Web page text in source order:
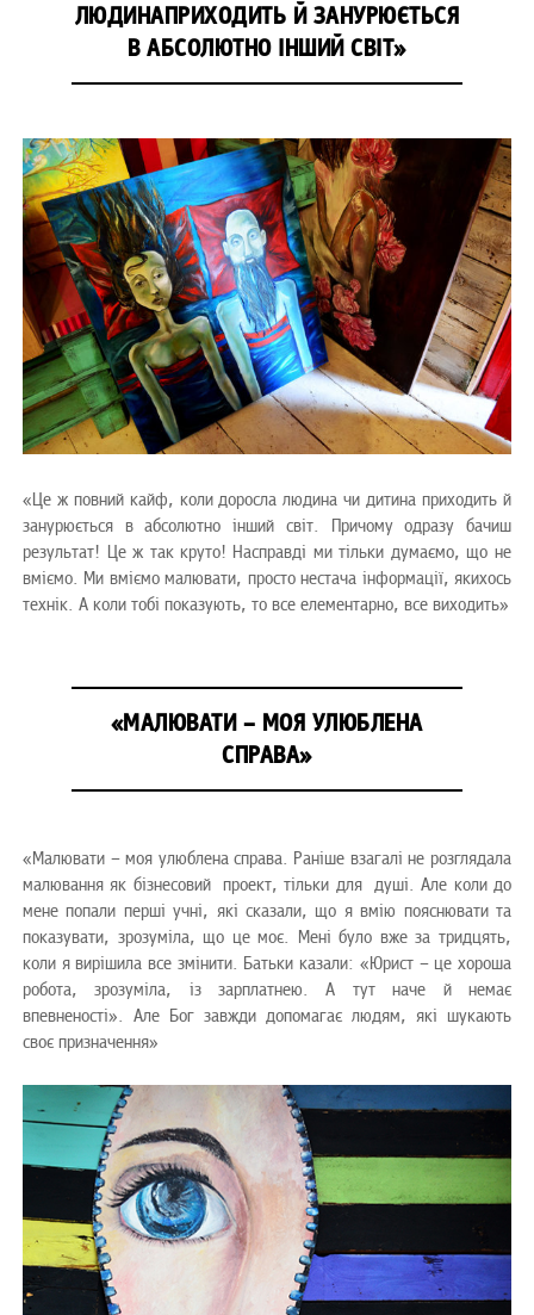
ЛЮДИНАПРИХОДИТЬ Й ЗАНУРЮЄТЬСЯ
В АБСОЛЮТНО ІНШИЙ СВІТ»
«Це ж повний кайф, коли доросла людина чи дитина приходить й
занурюється в абсолютно інший світ. Причому одразу бачиш
результат! Це ж так круто! Насправді ми тільки думаємо, що не
вміємо. Ми вміємо малювати, просто нестача інформації, якихось
технік. А коли тобі показують, то все елементарно, все виходить»
«МАЛЮВАТИ – МОЯ УЛЮБЛЕНА
СПРАВА»
«Малювати – моя улюблена справа. Раніше взагалі не розглядала
малювання як бізнесовий проект, тільки для душі. Але коли до
мене попали перші учні, які сказали, що я вмію пояснювати та
показувати, зрозуміла, що це моє. Мені було вже за тридцять,
коли я вирішила все змінити. Батьки казали: «Юрист – це хороша
робота, зрозуміла, із зарплатнею. А тут наче й немає
впевненості». Але Бог завжди допомагає людям, які шукають
своє призначення»